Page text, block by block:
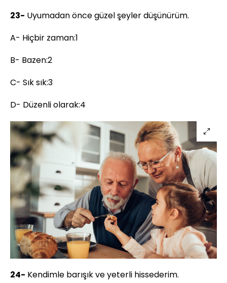
23- Uyumadan önce güzel şeyler düşünürüm.
A- Hiçbir zaman:1
B- Bazen:2
C- Sık sık:3
D- Düzenli olarak:4
24- Kendimle barışık ve yeterli hissederim.